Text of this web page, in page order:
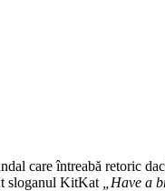
care întreabă retoric
sloganul KitKat
„Have a